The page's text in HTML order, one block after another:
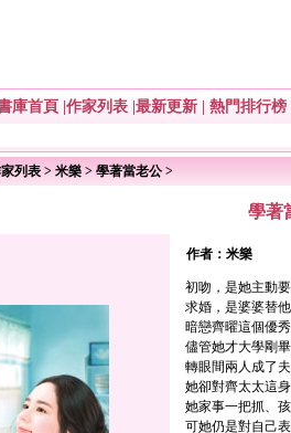
庫首頁 作家列表 最新更新 熱門排行榜
列表 > 米樂 > 學著當老公 >
學著
作者： 米樂
初吻，是她主動
求婚，是婆婆替
暗戀齊曜這個優
儘管她才大學剛
轉眼間兩人成了
她卻對齊太太這
她家事一把抓、
可她仍是對自己